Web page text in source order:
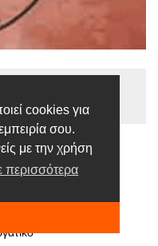
cookies για
σου.
με την χρήση
περισσότερα
την